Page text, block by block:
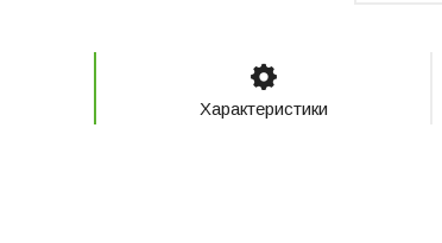
Характеристики